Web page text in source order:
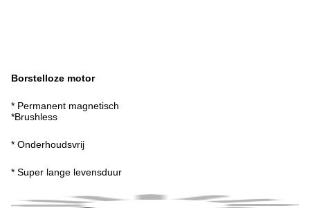
Borstelloze motor
* Permanent magnetisch
*Brushless
* Onderhoudsvrij
* Super lange levensduur